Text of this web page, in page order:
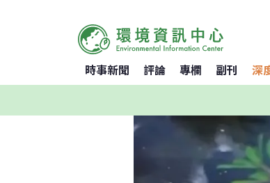
時事新聞 評論 專欄 副刊 深